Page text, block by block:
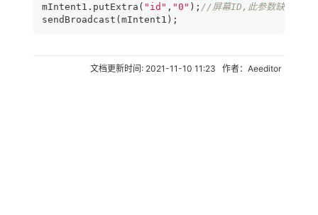
mIntent1.putExtra( "id" , "0" ); //屏幕ID,此参数缺省为0,
sendBroadcast(mIntent1);
文档更新时间: 2021-11-10 11:23 作者：Aeeditor